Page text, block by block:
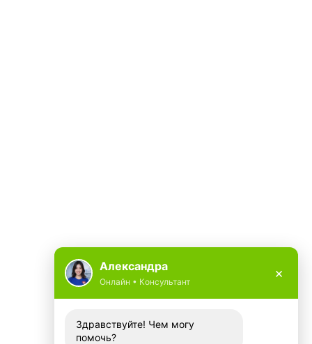
Александра
Онлайн • Консультант
×
Здравствуйте! Чем могу
помочь?